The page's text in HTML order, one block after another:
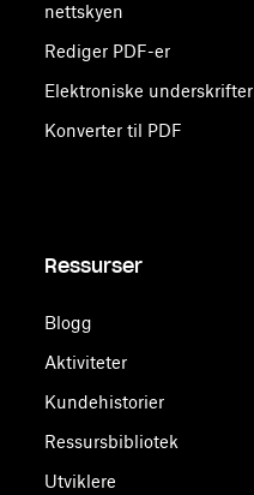
nettskyen
Rediger PDF-er
Elektroniske underskrifter
Konverter til PDF
Ressurser
Blogg
Aktiviteter
Kundehistorier
Ressursbibliotek
Utviklere